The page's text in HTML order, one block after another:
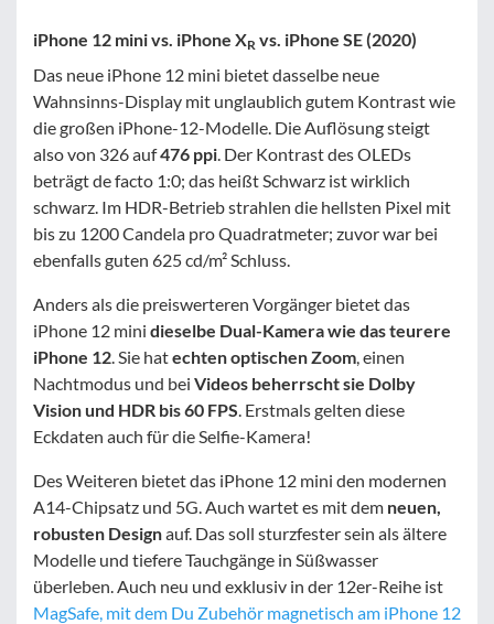
iPhone 12 mini vs. iPhone XR vs. iPhone SE (2020)
Das neue iPhone 12 mini bietet dasselbe neue
Wahnsinns-Display mit unglaublich gutem Kontrast wie
die großen iPhone-12-Modelle. Die Auflösung steigt
also von 326 auf476 ppi . Der Kontrast des OLEDs
beträgt de facto 1:0; das heißt Schwarz ist wirklich
schwarz. Im HDR-Betrieb strahlen die hellsten Pixel mit
bis zu 1200 Candela pro Quadratmeter; zuvor war bei
ebenfalls guten 625 cd/m² Schluss.
Anders als die preiswerteren Vorgänger bietet das
iPhone 12 mini dieselbe Dual-Kamera wie das teurere
iPhone 12 . Sie hatechten optischen Zoom , einen
Nachtmodus und bei Videos beherrscht sie Dolby
Vision und HDR bis 60 FPS . Erstmals gelten diese
Eckdaten auch für die Selfie-Kamera!
Des Weiteren bietet das iPhone 12 mini den modernen
A14-Chipsatz und 5G. Auch wartet es mit dem neuen,
robusten Designauf. Das soll sturzfester sein als ältere
Modelle und tiefere Tauchgänge in Süßwasser
überleben. Auch neu und exklusiv in der 12er-Reihe ist
MagSafe, mit dem Du Zubehör magnetisch am iPhone 12